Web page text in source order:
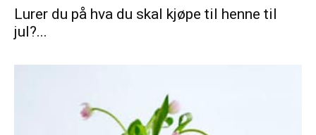
Lurer du på hva du skal kjøpe til henne til
jul?...